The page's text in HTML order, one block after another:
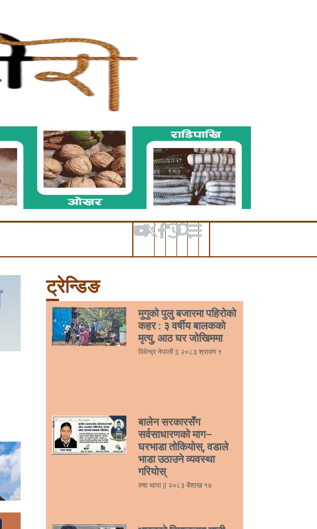
ट्रेन्डिङ
मुगुको पुलु बजारमा पहिरोको
कहर : ३ वर्षीय बालकको
मृत्यु, आठ घर जोखिममा
विवेन्द्र नेपाली २०८३ श्रावण ९
बालेन सरकारसँग
सर्वसाधारणको माग–
घरभाडा तोकियोस्, वडाले
भाडा उठाउने व्यवस्था
गरियोस्
रुषा थापा २०८३ बैशाख १४